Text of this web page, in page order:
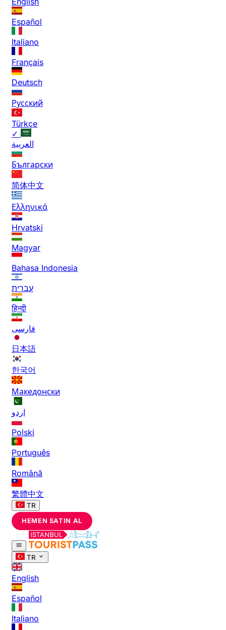
Español
Italiano
Français
Deutsch
Русский
Türkçe
✓
العربية
Български
简体中文
Ελληνικά
Hrvatski
Magyar
Bahasa Indonesia
עברית
हिन्दी
فارسی
日本語
한국어
Македонски
اردو
Polski
Português
Română
繁體中文
TR
HEMEN SATIN AL
TR
English
Español
Italiano